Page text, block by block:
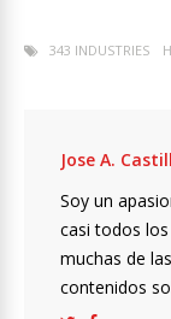
343 INDUSTRIES
Jose A.
Soy un
casi todos
muchas de
contenidos